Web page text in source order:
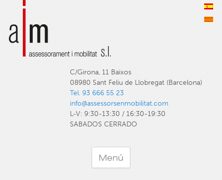
C/Girona, 11 Baixos
08980 Sant Feliu de Llobregat (Barcelona)
Tel. 93 666 55 23
info@assessorsenmobilitat.com
L-V: 9:30-13:30 / 16:30-19:30
SABADOS CERRADO
Menú